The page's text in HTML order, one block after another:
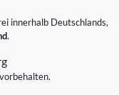
innerhalb Deutschlands,
.